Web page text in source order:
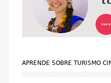
APRENDE SOBRE TURISMO